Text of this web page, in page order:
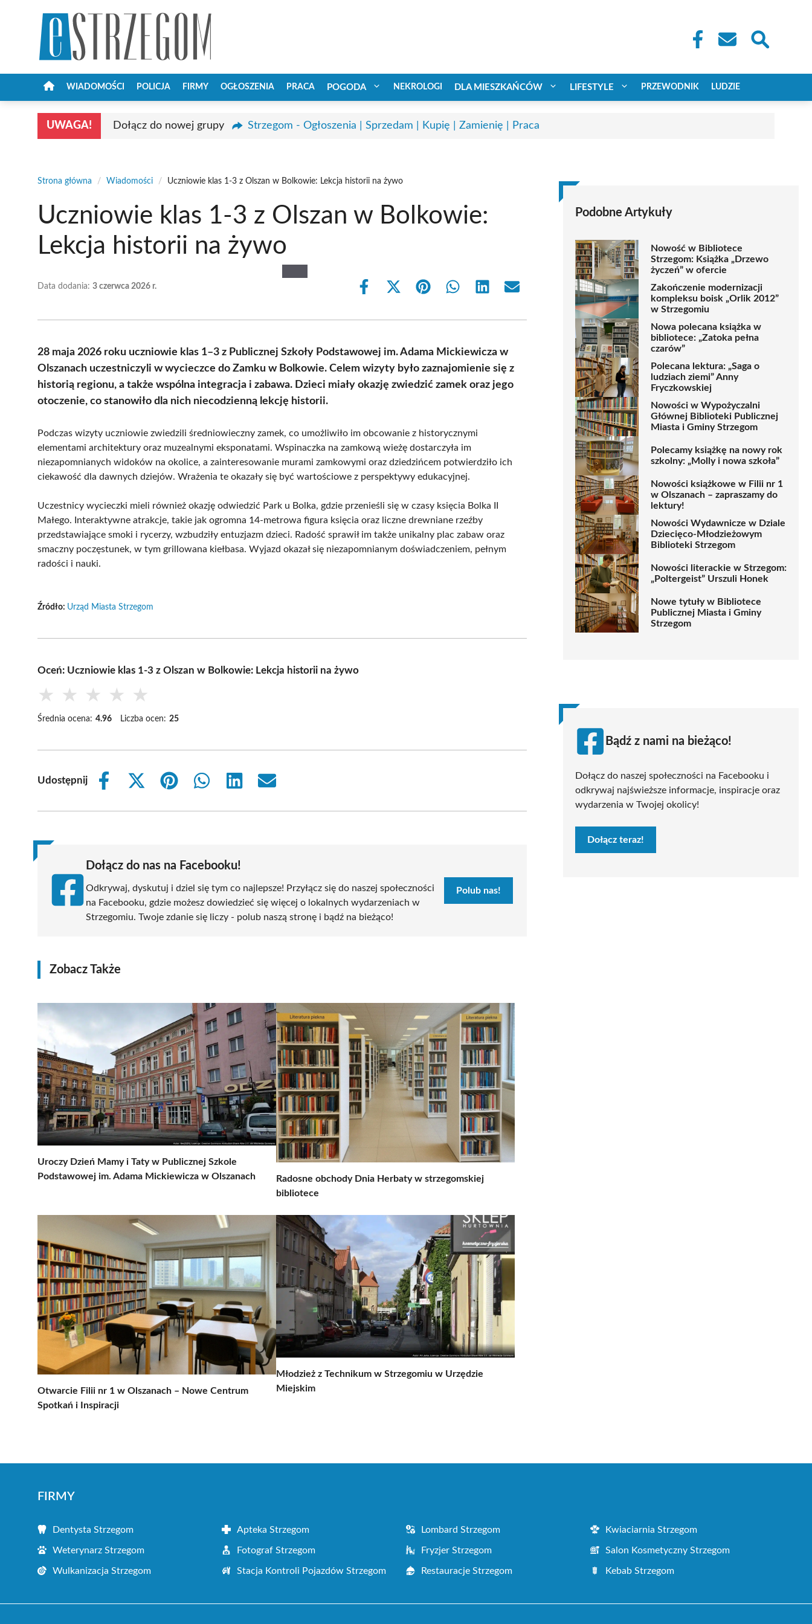
WIADOMOŚCI POLICJA FIRMY OGŁOSZENIA PRACA POGODA NEKROLOGI DLA MIESZKAŃCÓW LIFESTYLE PRZEWODNIK LUDZIE
UWAGA! Dołącz do nowej grupy Strzegom - Ogłoszenia | Sprzedam | Kupię | Zamienię | Praca
Strona główna / Wiadomości / Uczniowie klas 1-3 z Olszan w Bolkowie: Lekcja historii na żywo
Uczniowie klas 1-3 z Olszan w Bolkowie:
Lekcja historii na żywo
Data dodania: 3 czerwca 2026 r.
Share
Share
(Twitter)
Share Share Share Share
28 maja 2026 roku uczniowie klas 1–3 z Publicznej Szkoły Podstawowej im. Adama Mickiewicza w
Olszanach uczestniczyli w wycieczce do Zamku w Bolkowie. Celem wizyty było zaznajomienie się z
historią regionu, a także wspólna integracja i zabawa. Dzieci miały okazję zwiedzić zamek oraz jego
otoczenie, co stanowiło dla nich niecodzienną lekcję historii.
Podczas wizyty uczniowie zwiedzili średniowieczny zamek, co umożliwiło im obcowanie z historycznymi
elementami architektury oraz muzealnymi eksponatami. Wspinaczka na zamkową wieżę dostarczyła im
niezapomnianych widoków na okolice, a zainteresowanie murami zamkowymi oraz dziedzińcem potwierdziło ich
ciekawość dla dawnych dziejów. Wrażenia te okazały się być wartościowe z perspektywy edukacyjnej.
Uczestnicy wycieczki mieli również okazję odwiedzić Park u Bolka, gdzie przenieśli się w czasy księcia Bolka II
Małego. Interaktywne atrakcje, takie jak ogromna 14-metrowa figura księcia oraz liczne drewniane rzeźby
przedstawiające smoki i rycerzy, wzbudziły entuzjazm dzieci. Radość sprawił im także unikalny plac zabaw oraz
smaczny poczęstunek, w tym grillowana kiełbasa. Wyjazd okazał się niezapomnianym doświadczeniem, pełnym
radości i nauki.
Źródło: Urząd Miasta Strzegom
Oceń: Uczniowie klas 1-3 z Olszan w Bolkowie: Lekcja historii na żywo
★ ★ ★ ★ ★
Średnia ocena: 4.96 Liczba ocen: 25
Udostępnij
Share
Share
(Twitter)
Share
Share
Share
Share
Dołącz do nas na Facebooku!
Odkrywaj, dyskutuj i dziel się tym co najlepsze! Przyłącz się do naszej społeczności
na Facebooku, gdzie możesz dowiedzieć się więcej o lokalnych wydarzeniach w
Strzegomiu. Twoje zdanie się liczy - polub naszą stronę i bądź na bieżąco!
Polub nas!
Zobacz Także
Uroczy Dzień Mamy i Taty w Publicznej Szkole
Podstawowej im. Adama Mickiewicza w Olszanach
Radosne obchody Dnia Herbaty w strzegomskiej
bibliotece
Otwarcie Filii nr 1 w Olszanach – Nowe Centrum
Spotkań i Inspiracji
Młodzież z Technikum w Strzegomiu w Urzędzie
Miejskim
Podobne Artykuły
Nowość w Bibliotece
Strzegom: Książka „Drzewo
życzeń” w ofercie
Zakończenie modernizacji
kompleksu boisk „Orlik 2012”
w Strzegomiu
Nowa polecana książka w
bibliotece: „Zatoka pełna
czarów”
Polecana lektura: „Saga o
ludziach ziemi” Anny
Fryczkowskiej
Nowości w Wypożyczalni
Głównej Biblioteki Publicznej
Miasta i Gminy Strzegom
Polecamy książkę na nowy rok
szkolny: „Molly i nowa szkoła”
Nowości książkowe w Filii nr 1
w Olszanach – zapraszamy do
lektury!
Nowości Wydawnicze w Dziale
Dziecięco-Młodzieżowym
Biblioteki Strzegom
Nowości literackie w Strzegom:
„Poltergeist” Urszuli Honek
Nowe tytuły w Bibliotece
Publicznej Miasta i Gminy
Strzegom
Bądź z nami na bieżąco!
Dołącz do naszej społeczności na Facebooku i
odkrywaj najświeższe informacje, inspiracje oraz
wydarzenia w Twojej okolicy!
Dołącz teraz!
FIRMY
Dentysta Strzegom Apteka Strzegom Lombard Strzegom Kwiaciarnia Strzegom
Weterynarz Strzegom Fotograf Strzegom Fryzjer Strzegom Salon Kosmetyczny Strzegom
Wulkanizacja Strzegom Stacja Kontroli Pojazdów Strzegom Restauracje Strzegom Kebab Strzegom